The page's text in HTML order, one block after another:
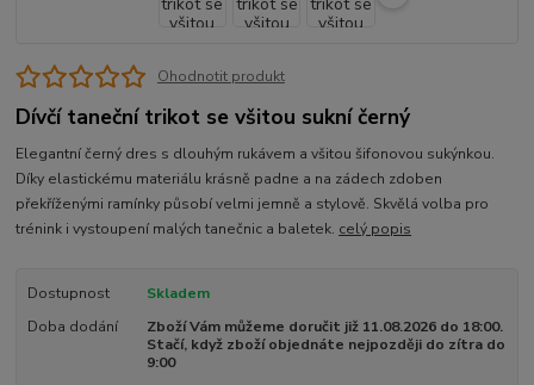
Ohodnotit produkt
Dívčí taneční trikot se všitou sukní černý
Elegantní černý dres s dlouhým rukávem a všitou šifonovou sukýnkou.
Díky elastickému materiálu krásně padne a na zádech zdoben
překříženými ramínky působí velmi jemně a stylově. Skvělá volba pro
trénink i vystoupení malých tanečnic a baletek. celý popis
Dostupnost
Skladem
Doba dodání
Zboží Vám můžeme doručit již 11.08.2026 do 18:00.
Stačí, když zboží objednáte nejpozději do zítra do
9:00